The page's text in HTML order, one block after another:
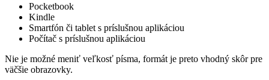
Pocketbook
Kindle
Smartfón či tablet s príslušnou aplikáciou
Počítač s príslušnou aplikáciou
Nie je možné meniť veľkosť písma, formát je preto vhodný skôr pre
väčšie obrazovky.